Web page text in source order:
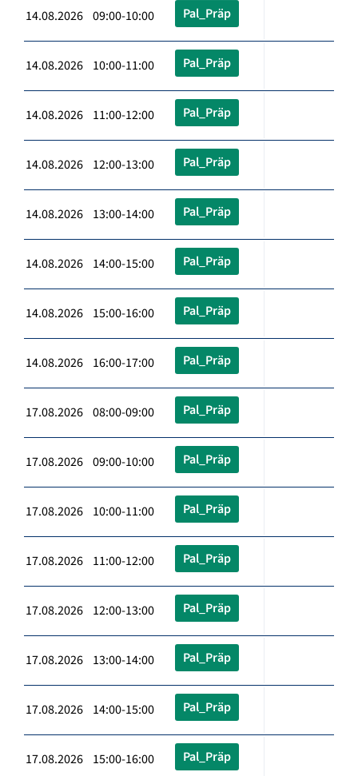
14.08.2026 09:00-10:00 Pal_Präp
14.08.2026 10:00-11:00 Pal_Präp
14.08.2026 11:00-12:00 Pal_Präp
14.08.2026 12:00-13:00 Pal_Präp
14.08.2026 13:00-14:00 Pal_Präp
14.08.2026 14:00-15:00 Pal_Präp
14.08.2026 15:00-16:00 Pal_Präp
14.08.2026 16:00-17:00 Pal_Präp
17.08.2026 08:00-09:00 Pal_Präp
17.08.2026 09:00-10:00 Pal_Präp
17.08.2026 10:00-11:00 Pal_Präp
17.08.2026 11:00-12:00 Pal_Präp
17.08.2026 12:00-13:00 Pal_Präp
17.08.2026 13:00-14:00 Pal_Präp
17.08.2026 14:00-15:00 Pal_Präp
17.08.2026 15:00-16:00 Pal_Präp